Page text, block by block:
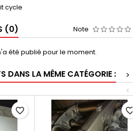
cycle
(0) Note
été publié pour le moment.
DANS LA MÊME CATÉGORIE :
>
<
favorite_border favorite_border